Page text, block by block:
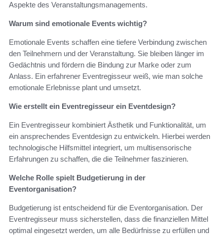
Aspekte des Veranstaltungsmanagements.
Warum sind emotionale Events wichtig?
Emotionale Events schaffen eine tiefere Verbindung zwischen
den Teilnehmern und der Veranstaltung. Sie bleiben länger im
Gedächtnis und fördern die Bindung zur Marke oder zum
Anlass. Ein erfahrener Eventregisseur weiß, wie man solche
emotionale Erlebnisse plant und umsetzt.
Wie erstellt ein Eventregisseur ein Eventdesign?
Ein Eventregisseur kombiniert Ästhetik und Funktionalität, um
ein ansprechendes Eventdesign zu entwickeln. Hierbei werden
technologische Hilfsmittel integriert, um multisensorische
Erfahrungen zu schaffen, die die Teilnehmer faszinieren.
Welche Rolle spielt Budgetierung in der
Eventorganisation?
Budgetierung ist entscheidend für die Eventorganisation. Der
Eventregisseur muss sicherstellen, dass die finanziellen Mittel
optimal eingesetzt werden, um alle Bedürfnisse zu erfüllen und